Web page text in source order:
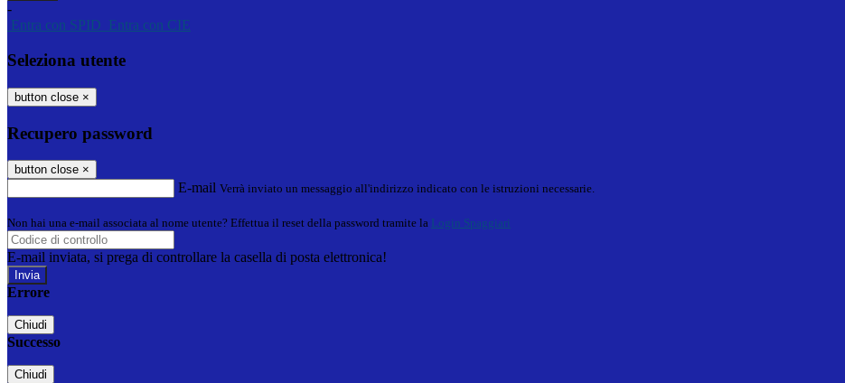
-
Entra con SPID Entra con CIE
Seleziona utente
button close ×
Recupero password
button close ×
E-mail Verrà inviato un messaggio all'indirizzo indicato con le istruzioni necessarie.
Non hai una e-mail associata al nome utente? Effettua il reset della password tramite la Login Spaggiari
E-mail inviata, si prega di controllare la casella di posta elettronica!
Errore
Chiudi
Successo
Chiudi